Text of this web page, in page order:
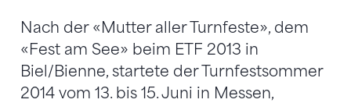
Nach der «Mutter aller Turnfeste», dem
«Fest am See» beim ETF 2013 in
Biel/Bienne, startete der Turnfestsommer
2014 vom 13. bis 15. Juni in Messen,